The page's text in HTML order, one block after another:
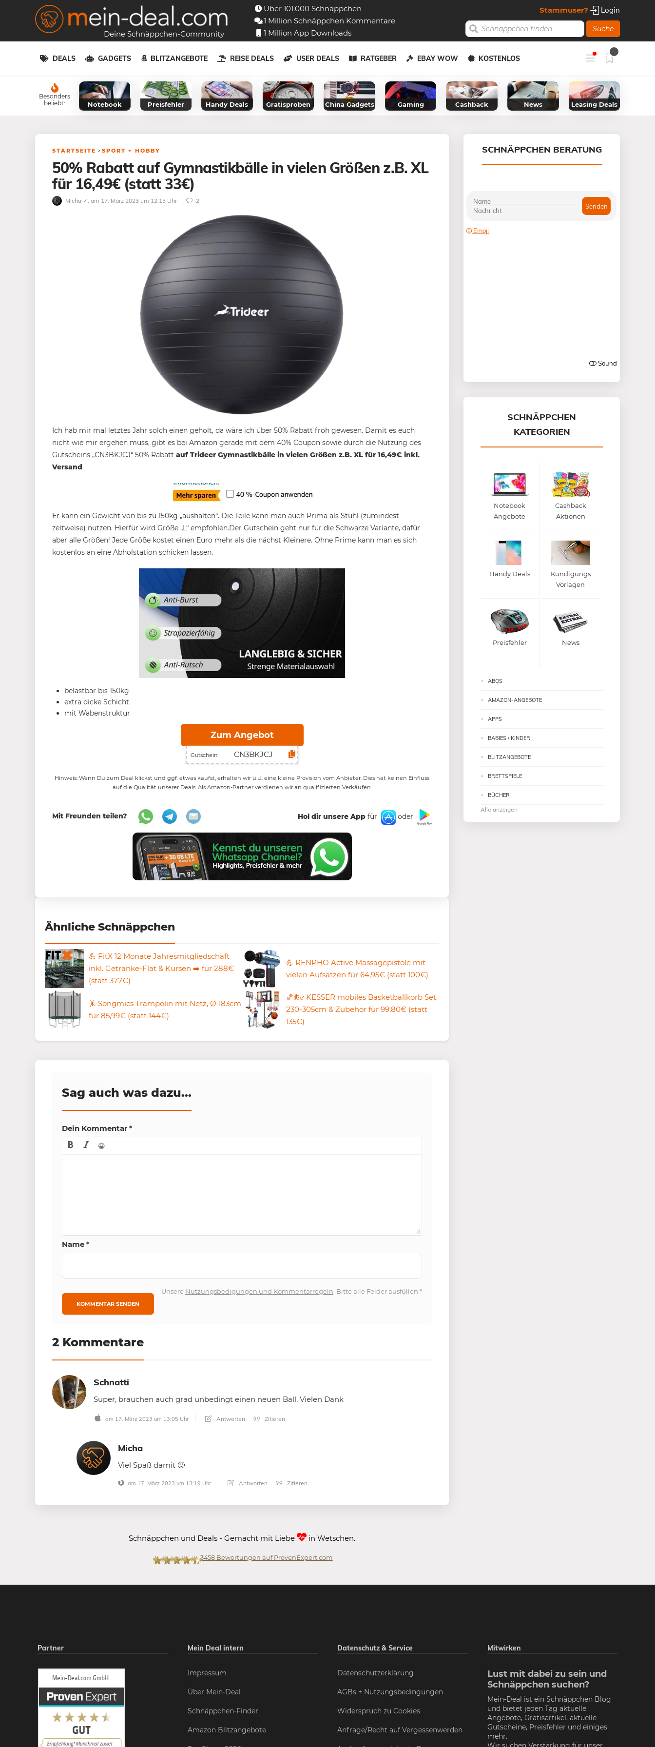
Deine Schnäppchen-Community
Über 101.000 Schnäppchen
1 Million Schnäppchen Kommentare
1 Million App Downloads
Stammuser? Login
Suche
DEALS GADGETS BLITZANGEBOTE REISE DEALS USER DEALS RATGEBER EBAY WOW KOSTENLOS
Besonders
beliebt:
Notebook Preisfehler Handy Deals Gratisproben China Gadgets Gaming Cashback News Leasing Deals
STARTSEITE > SPORT + HOBBY
50% Rabatt auf Gymnastikbälle in vielen Größen z.B. XL
für 16,49€ (statt 33€)
Micha ✓ , am 17. März 2023 um 12:13 Uhr 2
Ich hab mir mal letztes Jahr solch einen geholt, da wäre ich über 50% Rabatt froh gewesen. Damit es euch
nicht wie mir ergehen muss, gibt es bei Amazon gerade mit dem 40% Coupon sowie durch die Nutzung des
Gutscheins „CN3BKJCJ“ 50% Rabatt auf Trideer Gymnastikbälle in vielen Größen z.B. XL für 16,49€ inkl.
Versand.
Er kann ein Gewicht von bis zu 150kg „aushalten“. Die Teile kann man auch Prima als Stuhl (zumindest
zeitweise) nutzen. Hierfür wird Größe „L“ empfohlen.Der Gutschein geht nur für die Schwarze Variante, dafür
aber alle Größen! Jede Größe kostet einen Euro mehr als die nächst Kleinere. Ohne Prime kann man es sich
kostenlos an eine Abholstation schicken lassen.
belastbar bis 150kg
extra dicke Schicht
mit Wabenstruktur
Zum Angebot
Gutschein:
Hinweis: Wenn Du zum Deal klickst und ggf. etwas kaufst, erhalten wir u.U. eine kleine Provision vom Anbieter. Dies hat keinen Einfluss
auf die Qualität unserer Deals. Als Amazon-Partner verdienen wir an qualifizierten Verkäufen.
Mit Freunden teilen? Hol dir unsere App für oder
Ähnliche Schnäppchen
💪 FitX 12 Monate Jahresmitgliedschaft
inkl. Getränke-Flat & Kursen ➡️ für 288€
(statt 377€)
💪 RENPHO Active Massagepistole mit
vielen Aufsätzen für 64,95€ (statt 100€)
🤸 Songmics Trampolin mit Netz, Ø 183cm
für 85,99€ (statt 144€)
🏀⛹️‍♂️ KESSER mobiles Basketballkorb Set
230-305cm & Zubehör für 99,80€ (statt
135€)
Sag auch was dazu...
Dein Kommentar *
😀
Name *
Unsere Nutzungsbedigungen und Kommentarregeln . Bitte alle Felder ausfüllen*
2 Kommentare
Schnatti
Super, brauchen auch grad unbedingt einen neuen Ball. Vielen Dank
am 17. März 2023 um 13:05 Uhr Antworten Zitieren
Micha
Viel Spaß damit 🙂
am 17. März 2023 um 13:19 Uhr Antworten Zitieren
Schnäppchen und Deals - Gemacht mit Liebe in Wetschen.
3458Bewertungen auf ProvenExpert.com
SCHNÄPPCHEN BERATUNG
SCHNÄPPCHEN
KATEGORIEN
Notebook
Angebote
Cashback
Aktionen
Handy Deals
Kündigungs
Vorlagen
Preisfehler News
ABOS
AMAZON-ANGEBOTE
APPS
BABIES / KINDER
BLITZANGEBOTE
BRETTSPIELE
BÜCHER
Alle anzeigen
Partner Mein Deal intern
Impressum
Über Mein-Deal
Schnäppchen-Finder
Amazon Blitzangebote
Datenschutz & Service
Datenschutzerklärung
AGBs + Nutzungsbedingungen
Widerspruch zu Cookies
Anfrage/Recht auf Vergessenwerden
Mitwirken
Lust mit dabei zu sein und
Schnäppchen suchen?
Mein-Deal ist ein Schnäppchen Blog
und bietet jeden Tag aktuelle
Angebote, Gratisartikel, aktuelle
Gutscheine, Preisfehler und einiges
mehr.